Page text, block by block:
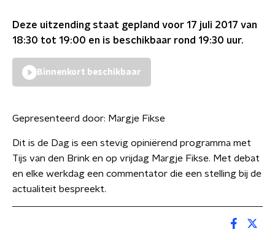
Deze uitzending staat gepland voor 17 juli 2017 van
18:30 tot 19:00 en is beschikbaar rond 19:30 uur.
Binnenkort beschikbaar
Gepresenteerd door: Margje Fikse
Dit is de Dag is een stevig opiniërend programma met
Tijs van den Brink en op vrijdag Margje Fikse. Met debat
en elke werkdag een commentator die een stelling bij de
actualiteit bespreekt.